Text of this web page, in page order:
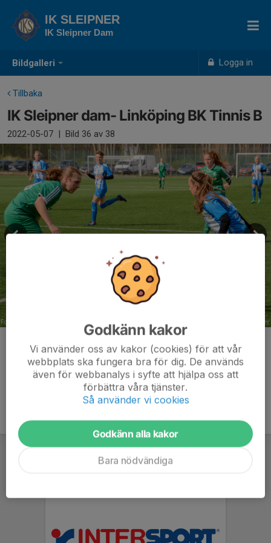
Bildgalleri Logga in
IK SLEIPNER
IK Sleipner Dam
Tillbaka
IK Sleipner dam- Linköping BK Tinnis B
2022-05-07 | Bild 36 av 38
Kommentarer
Godkänn kakor
Vi använder oss av kakor (cookies) för att vår
webbplats ska fungera bra för dig. De används
även för webbanalys i syfte att hjälpa oss att
förbättra våra tjänster.
Så använder vi cookies
Godkänn alla kakor
Bara nödvändiga